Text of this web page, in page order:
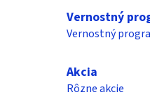
Vernostný
Vernostný
Akcia
Rôzne akcie